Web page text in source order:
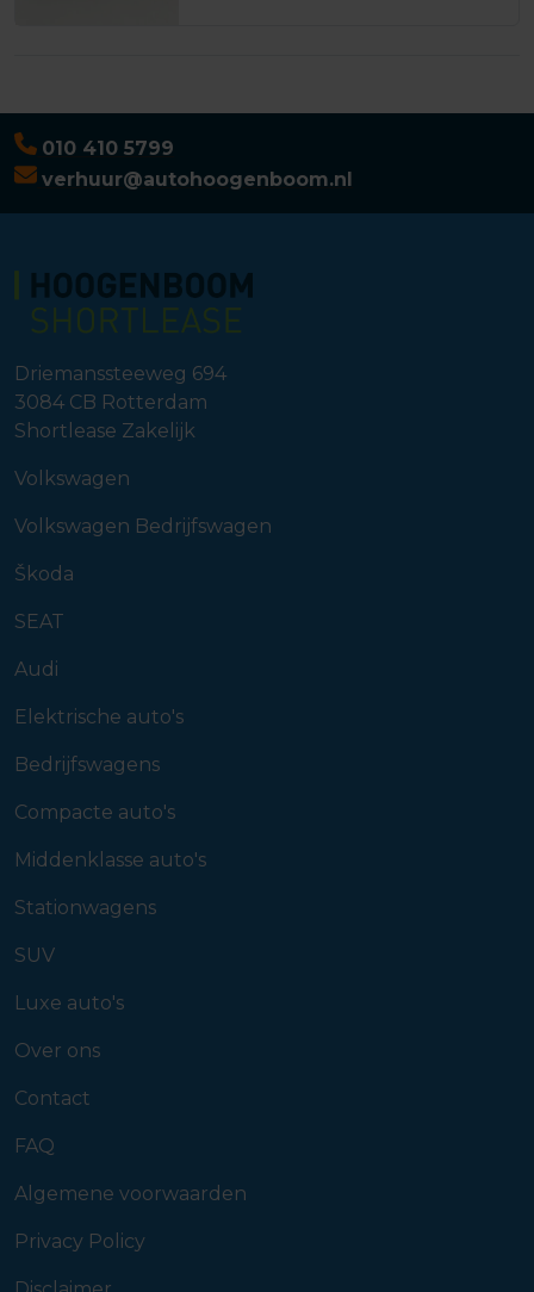
010 410 5799
verhuur@autohoogenboom.nl
Driemanssteeweg 694
3084 CB Rotterdam
Shortlease Zakelijk
Volkswagen
Volkswagen Bedrijfswagen
Škoda
SEAT
Audi
Elektrische auto's
Bedrijfswagens
Compacte auto's
Middenklasse auto's
Stationwagens
SUV
Luxe auto's
Over ons
Contact
FAQ
Algemene voorwaarden
Privacy Policy